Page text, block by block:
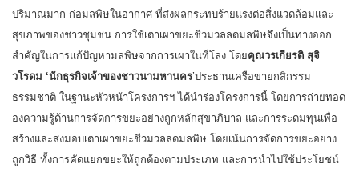
ปริมาณมาก ก่อมลพิษในอากาศ ที่ส่งผลกระทบร้ายแรงต่อสิ่งแวดล้อมและ
สุขภาพของชาวชุมชน การใช้เตาเผาขยะชีวมวลลดมลพิษจึงเป็นทางออก
สำคัญในการแก้ปัญหามลพิษจากการเผาในที่โล่ง โดยคุณวรเกียรติ สุจิ
วโรดม ‘นักธุรกิจเจ้าของชาวนามหานคร’ประธานเครือข่ายกสิกรรม
ธรรมชาติ ในฐานะหัวหน้าโครงการฯ ได้นำร่องโครงการนี้ โดยการถ่ายทอด
องความรู้ด้านการจัดการขยะอย่างถูกหลักสุขาภิบาล และการระดมทุนเพื่อ
สร้างและส่งมอบเตาเผาขยะชีวมวลลดมลพิษ โดยเน้นการจัดการขยะอย่าง
ถูกวิธี ทั้งการคัดแยกขยะให้ถูกต้องตามประเภท และการนำไปใช้ประโยชน์